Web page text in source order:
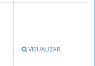
VISUALIZAR